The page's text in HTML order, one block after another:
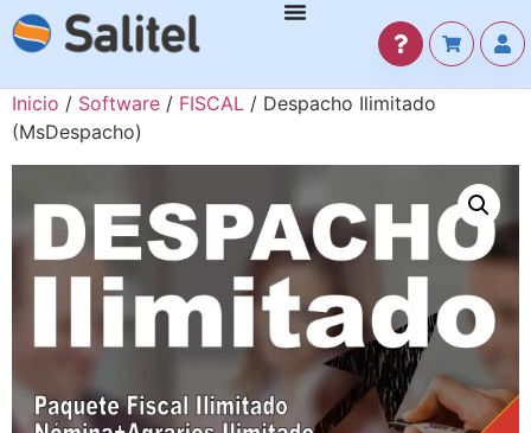
Inicio / Software / FISCAL / Despacho Ilimitado
(MsDespacho)